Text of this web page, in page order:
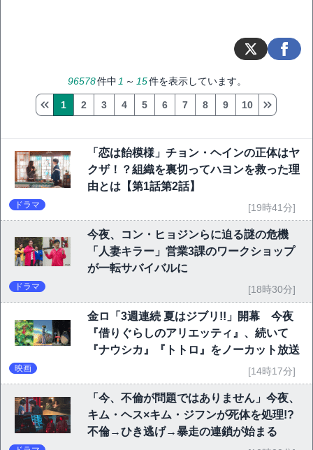
96578件中 1 ～ 15件を表示しています。
1 2 3 4 5 6 7 8 9 10
「恋は飴模様」チョン・ヘインの正体はヤ
クザ！？組織を裏切ってハヨンを救った理
由とは【第1話第2話】
ドラマ [19時41分]
今夜、コン・ヒョジンらに迫る謎の危機
「人妻キラー」営業3課のワークショップ
が一転サバイバルに
ドラマ [18時30分]
金ロ「3週連続 夏はジブリ!!」開幕 今夜
『借りぐらしのアリエッティ』、続いて
『ナウシカ』『トトロ』をノーカット放送
映画 [14時17分]
「今、不倫が問題ではありません」今夜、
キム・ヘス×キム・ジフンが死体を処理!?
不倫→ひき逃げ→暴走の連鎖が始まる